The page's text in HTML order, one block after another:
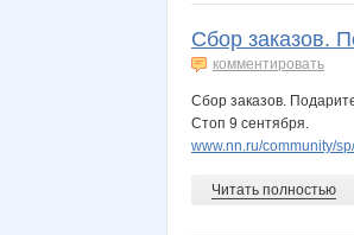
Сбор заказов.
комментировать
Сбор заказов.
Стоп 9 сентября.
www.nn.ru/community/
Читать полностью